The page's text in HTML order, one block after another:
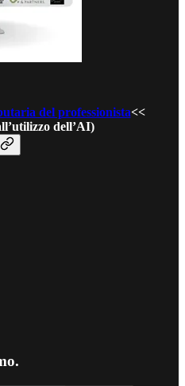
del professionista<<
dell’AI)